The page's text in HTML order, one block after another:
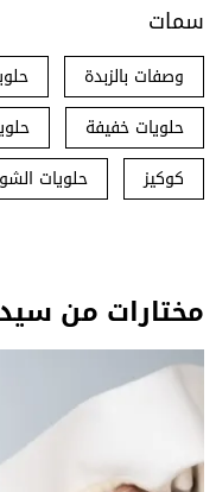
سمات
وصفات بالزبدة
حلويات خفيفة
كوكيز
حلويات
مختارات من